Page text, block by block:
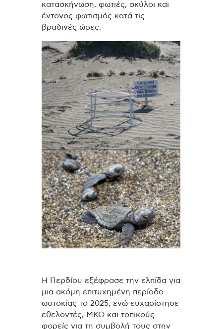
κατασκήνωση, φωτιές, σκύλοι και
έντονος φωτισμός κατά τις
βραδινές ώρες.
Η Περδίου εξέφρασε την ελπίδα για
μια ακόμη επιτυχημένη περίοδο
ωοτοκίας το 2025, ενώ ευχαρίστησε
εθελοντές, ΜΚΟ και τοπικούς
φορείς για τη συμβολή τους στην